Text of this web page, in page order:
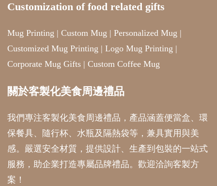
Customization of food related gifts
Mug Printing | Custom Mug | Personalized Mug |
Customized Mug Printing | Logo Mug Printing |
Corporate Mug Gifts | Custom Coffee Mug
關於客製化美食周邊禮品
我們專注客製化美食周邊禮品，產品涵蓋便當盒、環
保餐具、隨行杯、水瓶及隔熱袋等，兼具實用與美
感。嚴選安全材質，提供設計、生產到包裝的一站式
服務，助企業打造專屬品牌禮品。歡迎洽詢客製方
案！